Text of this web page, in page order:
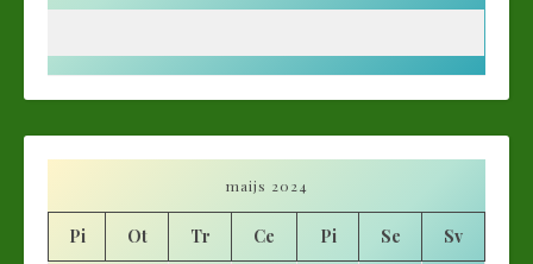
maijs 2024
Pi Ot Tr Ce Pi Se Sv